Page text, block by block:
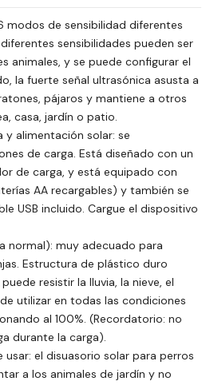
modos de sensibilidad diferentes
sensibilidades pueden ser
animales, y se puede configurar el
la fuerte señal ultrasónica asusta a
pájaros y mantiene a otros
casa, jardín o patio.
y alimentación solar: se
de carga. Está diseñado con un
de carga, y está equipado con
AA recargables) y también se
USB incluido. Cargue el dispositivo
normal): muy adecuado para
Estructura de plástico duro
resistir la lluvia, la nieve, el
utilizar en todas las condiciones
al 100%. (Recordatorio: no
durante la carga).
usar: el disuasorio solar para perros
a los animales de jardín y no